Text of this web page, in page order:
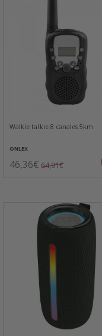
Walkie talkie 8 canales 5km
ONLEX
46,36€ 64,91€